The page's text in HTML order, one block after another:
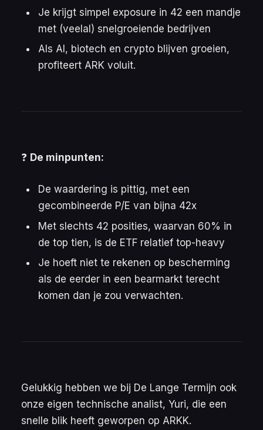
Je krijgt simpel exposure in 42 een mandje
met (veelal) snelgroeiende bedrijven
Als AI, biotech en crypto blijven groeien,
profiteert ARK voluit.
❓ De minpunten:
De waardering is pittig, met een
gecombineerde P/E van bijna 42x
Met slechts 42 posities, waarvan 60% in
de top tien, is de ETF relatief top-heavy
Je hoeft niet te rekenen op bescherming
als de eerder in een bearmarkt terecht
komen dan je zou verwachten.
Gelukkig hebben we bij De Lange Termijn ook
onze eigen technische analist, Yuri, die een
snelle blik heeft geworpen op ARKK.